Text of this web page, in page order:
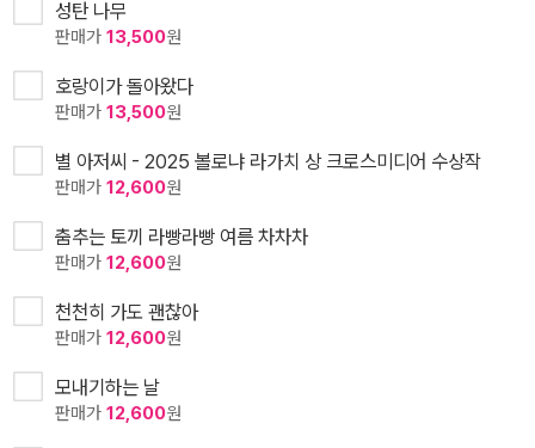
성탄 나무
판매가 13,500원
호랑이가 돌아왔다
판매가 13,500원
별 아저씨 - 2025 볼로냐 라가치 상 크로스미디어 수상작
판매가 12,600원
춤추는 토끼 라빵라빵 여름 차차차
판매가 12,600원
천천히 가도 괜찮아
판매가 12,600원
모내기하는 날
판매가 12,600원